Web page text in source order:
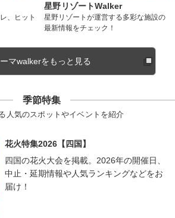
、ヒット
星野リゾートWalker
星野リゾートが運営する多彩な施設の
最新情報をチェック！
マwalkerをもっと見る
季節特集
人気のスポットやイベントを紹介
花火特集2026【四国】
四国の花火大会を掲載。2026年の開催日、
中止・延期情報や人気ランキングなどをお
届け！